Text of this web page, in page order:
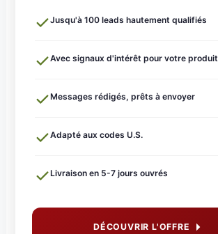
Jusqu'à 100 leads hautement qualifiés
Avec signaux d'intérêt pour votre produit
Messages rédigés, prêts à envoyer
Adapté aux codes U.S.
Livraison en 5-7 jours ouvrés
DÉCOUVRIR L'OFFRE